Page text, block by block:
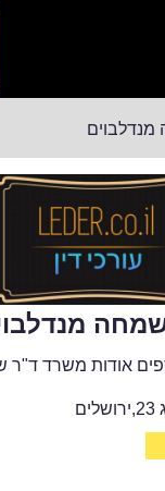
אודות משרד ד"ר
,ירושלים